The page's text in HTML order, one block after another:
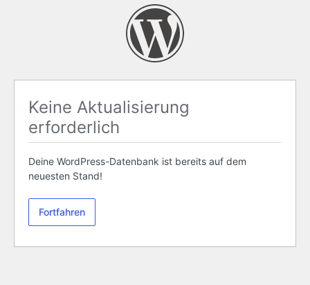
Keine Aktualisierung
erforderlich
Deine WordPress-Datenbank ist bereits auf dem
neuesten Stand!
Fortfahren